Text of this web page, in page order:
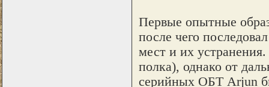
Первые опытные
после чего
мест и их
полка), однако от
серийных ОБТ Arjun